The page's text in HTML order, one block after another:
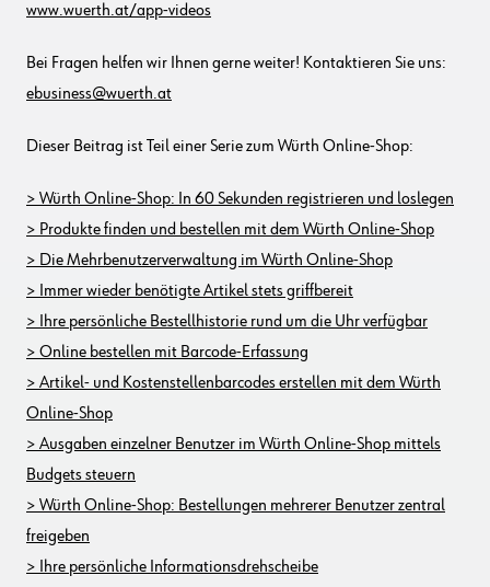
www.wuerth.at/app-videos
Bei Fragen helfen wir Ihnen gerne weiter! Kontaktieren Sie uns:
ebusiness@wuerth.at
Dieser Beitrag ist Teil einer Serie zum Würth Online-Shop:
> Würth Online-Shop: In 60 Sekunden registrieren und loslegen
> Produkte finden und bestellen mit dem Würth Online-Shop
> Die Mehrbenutzerverwaltung im Würth Online-Shop
> Immer wieder benötigte Artikel stets griffbereit
> Ihre persönliche Bestellhistorie rund um die Uhr verfügbar
> Online bestellen mit Barcode-Erfassung
> Artikel- und Kostenstellenbarcodes erstellen mit dem Würth
Online-Shop
> Ausgaben einzelner Benutzer im Würth Online-Shop mittels
Budgets steuern
> Würth Online-Shop: Bestellungen mehrerer Benutzer zentral
freigeben
> Ihre persönliche Informationsdrehscheibe